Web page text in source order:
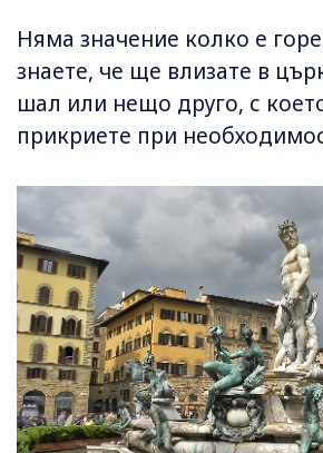
Няма значение колко е
знаете, че ще влизате в
шал или нещо друго, с
прикриете при